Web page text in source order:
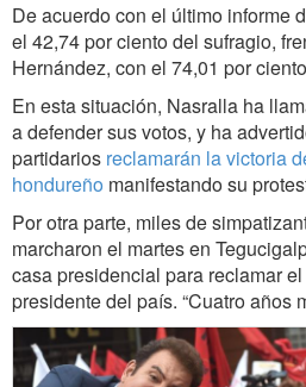
De acuerdo con el último informe
el 42,74 por ciento del sufragio,
Hernández, con el 74,01 por
En esta situación, Nasralla ha
a defender sus votos, y ha
partidarios reclamarán la victoria
hondureño manifestando su
Por otra parte, miles de
marcharon el martes en
casa presidencial para reclamar
presidente del país. “Cuatro años